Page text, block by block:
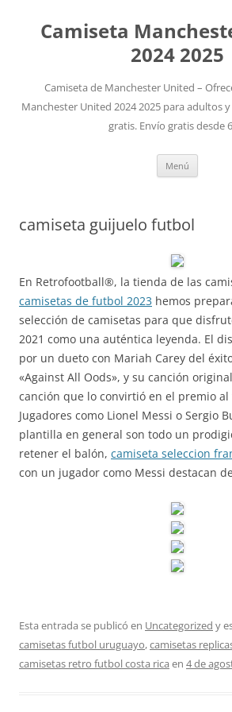
Camiseta
2024 2025
Camiseta de Manchester United –
Manchester United 2024 2025 para adultos
gratis. Envío gratis desde
Menú
camiseta guijuelo futbol
En Retrofootball®, la tienda de las
camisetas de futbol 2023 hemos
selección de camisetas para que
2021 como una auténtica leyenda. El
por un dueto con Mariah Carey del
«Against All Oods», y su canción
canción que lo convirtió en el premio al
Jugadores como Lionel Messi o Sergio
plantilla en general son todo un
retener el balón, camiseta seleccion
con un jugador como Messi destacan
Esta entrada se publicó en Uncategorized y
camisetas futbol uruguayo,camisetas
camisetas retro futbol costa rica en 4 de